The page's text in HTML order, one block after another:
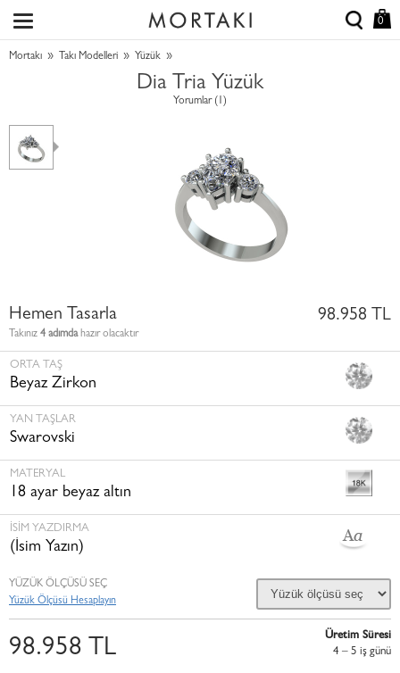
0
Mortakı » Takı Modelleri » Yüzük »
Dia Tria Yüzük
Yorumlar (1)
Hemen Tasarla
Takınız 4 adımdahazır olacaktır
98.958 TL
ORTA TAŞ
Beyaz Zirkon
YAN TAŞLAR
Swarovski
MATERYAL
18 ayar beyaz altın
İSİM YAZDIRMA
(İsim Yazın)
YÜZÜK ÖLÇÜSÜ SEÇ
Yüzük Ölçüsü Hesaplayın
98.958 TL
Üretim Süresi
4 – 5 i̇ş günü